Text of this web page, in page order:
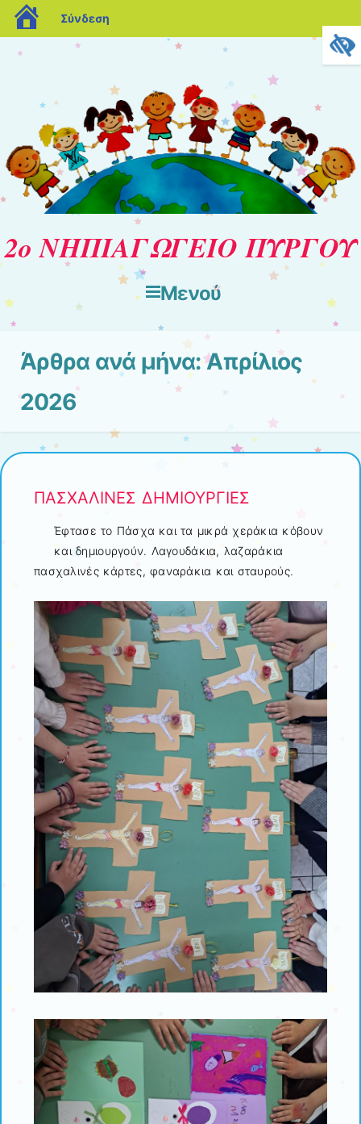
blogs.sch.gr
Σύνδεση
2ο ΝΗΠΙΑΓΩΓΕΙΟ ΠΥΡΓΟΥ
Μενού
Μετάβαση στο περιεχόμενο
Άρθρα ανά μήνα:Απρίλιος
2026
ΠΑΣΧΑΛΙΝΕΣ ΔΗΜΙΟΥΡΓΙΕΣ
Έφτασε το Πάσχα και τα μικρά χεράκια κόβουν
και δημιουργούν. Λαγουδάκια, λαζαράκια
πασχαλινές κάρτες, φαναράκια και σταυρούς.